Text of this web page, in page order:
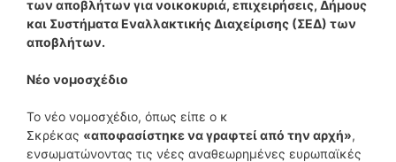
των αποβλήτων για νοικοκυριά, επιχειρήσεις, Δήμους
και Συστήματα Εναλλακτικής Διαχείρισης (ΣΕΔ) των
αποβλήτων.
Νέο νομοσχέδιο
Το νέο νομοσχέδιο, όπως είπε ο κ
Σκρέκας «αποφασίστηκε να γραφτεί από την αρχή»,
ενσωματώνοντας τις νέες αναθεωρημένες ευρωπαϊκές